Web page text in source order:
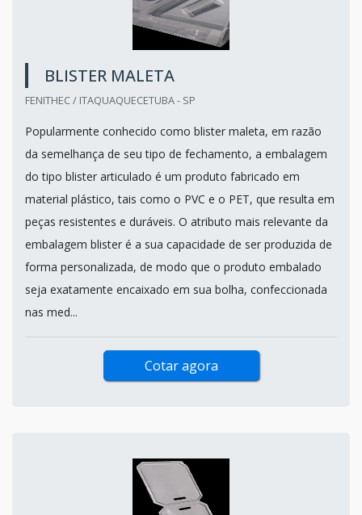
BLISTER MALETA
FENITHEC / ITAQUAQUECETUBA - SP
Popularmente conhecido como blister maleta, em razão
da semelhança de seu tipo de fechamento, a embalagem
do tipo blister articulado é um produto fabricado em
material plástico, tais como o PVC e o PET, que resulta em
peças resistentes e duráveis. O atributo mais relevante da
embalagem blister é a sua capacidade de ser produzida de
forma personalizada, de modo que o produto embalado
seja exatamente encaixado em sua bolha, confeccionada
nas med...
Cotar agora